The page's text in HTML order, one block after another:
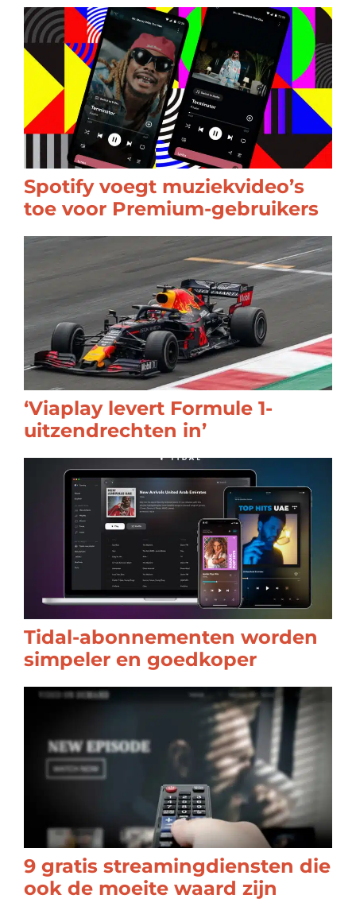
Spotify voegt muziekvideo’s
toe voor Premium-gebruikers
‘Viaplay levert Formule 1-
uitzendrechten in’
Tidal-abonnementen worden
simpeler en goedkoper
9 gratis streamingdiensten die
ook de moeite waard zijn